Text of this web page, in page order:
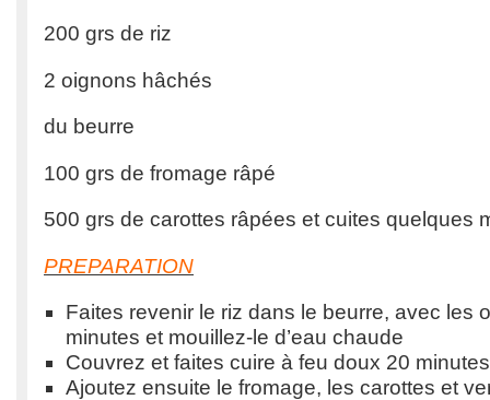
200 grs de riz
2 oignons hâchés
du beurre
100 grs de fromage râpé
500 grs de carottes râpées et cuites quelques
PREPARATION
Faites revenir le riz dans le beurre, avec les
minutes et mouillez-le d’eau chaude
Couvrez et faites cuire à feu doux 20 minutes
Ajoutez ensuite le fromage, les carottes et